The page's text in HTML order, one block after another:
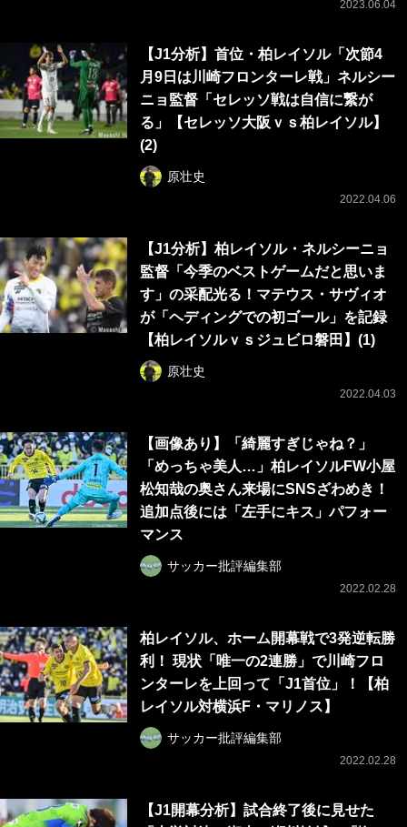
2023.06.04
【J1分析】首位・柏レイソル「次節4
月9日は川崎フロンターレ戦」ネルシー
ニョ監督「セレッソ戦は自信に繋が
る」【セレッソ大阪ｖｓ柏レイソル】
(2)
原壮史
2022.04.06
【J1分析】柏レイソル・ネルシーニョ
監督「今季のベストゲームだと思いま
す」の采配光る！マテウス・サヴィオ
が「ヘディングでの初ゴール」を記録
【柏レイソルｖｓジュビロ磐田】(1)
原壮史
2022.04.03
【画像あり】「綺麗すぎじゃね？」
「めっちゃ美人…」柏レイソルFW小屋
松知哉の奥さん来場にSNSざわめき！
追加点後には「左手にキス」パフォー
マンス
サッカー批評編集部
2022.02.28
柏レイソル、ホーム開幕戦で3発逆転勝
利！ 現状「唯一の2連勝」で川崎フロ
ンターレを上回って「J1首位」！【柏
レイソル対横浜F・マリノス】
サッカー批評編集部
2022.02.28
【J1開幕分析】試合終了後に見せた